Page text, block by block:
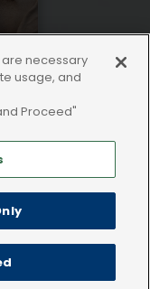
necessary
usage, and
Proceed"